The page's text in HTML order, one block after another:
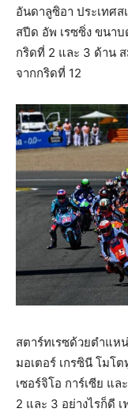
อันดาลูซิอา ประเทศส
สปีด อัพ เรซซิ่ง ขนา
กริดที่ 2 และ 3 ด้าน
จากกริดที่ 12
สตาร์ทเรซด้วยตำแห
มอเตอร์ เกรซินี โมโ
เซอร์จิโอ การ์เซีย แ
2 และ 3 อย่างไรก็ดี